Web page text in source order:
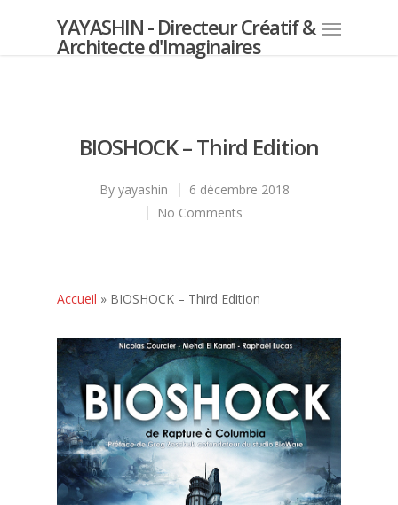
YAYASHIN - Directeur Créatif &
Architecte d'Imaginaires
BIOSHOCK – Third Edition
By yayashin
6 décembre 2018
No Comments
Accueil » BIOSHOCK – Third Edition